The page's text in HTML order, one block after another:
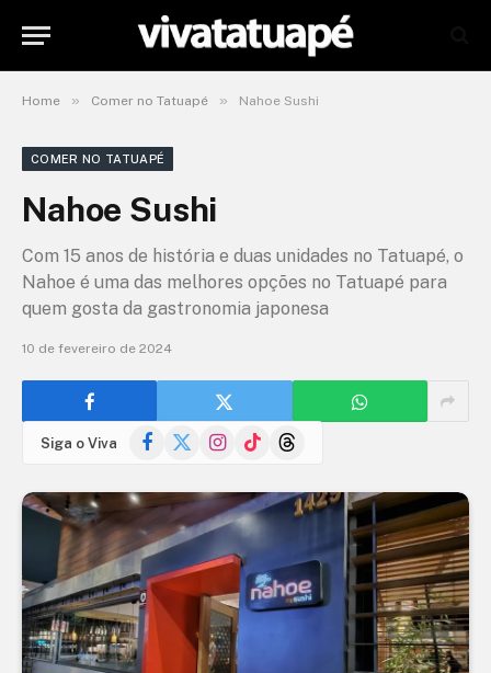
Home » Comer no Tatuapé » Nahoe Sushi
COMER NO TATUAPÉ
Nahoe Sushi
Com 15 anos de história e duas unidades no Tatuapé, o
Nahoe é uma das melhores opções no Tatuapé para
quem gosta da gastronomia japonesa
10 de fevereiro de 2024
Siga o Viva Facebook
X
InstagramTikTokThreads